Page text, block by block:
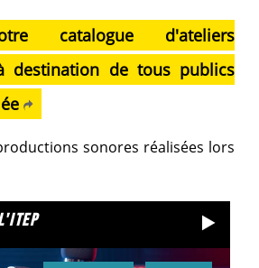
catalogue d'ateliers
destination de tous publics
sonores réalisées lors